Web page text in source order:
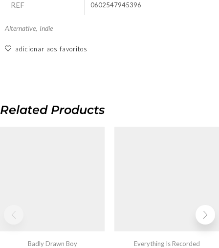
REF 0602547945396
Alternative, Indie
adicionar aos favoritos
Related Products
Badly Drawn Boy Everything Is Recorded